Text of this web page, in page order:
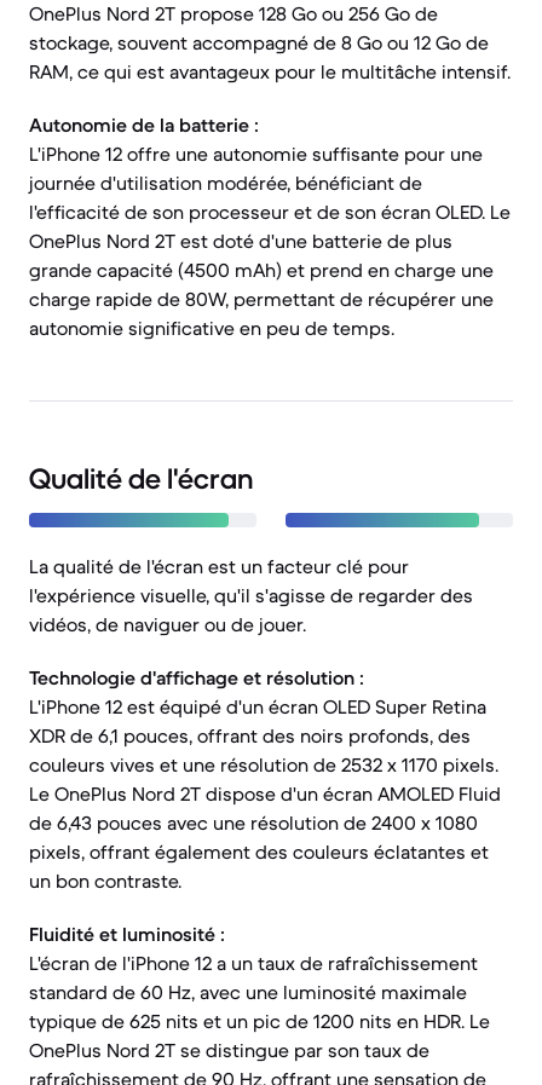
OnePlus Nord 2T propose 128 Go ou 256 Go de
stockage, souvent accompagné de 8 Go ou 12 Go de
RAM, ce qui est avantageux pour le multitâche intensif.
Autonomie de la batterie :
L'iPhone 12 offre une autonomie suffisante pour une
journée d'utilisation modérée, bénéficiant de
l'efficacité de son processeur et de son écran OLED. Le
OnePlus Nord 2T est doté d'une batterie de plus
grande capacité (4500 mAh) et prend en charge une
charge rapide de 80W, permettant de récupérer une
autonomie significative en peu de temps.
Qualité de l'écran
La qualité de l'écran est un facteur clé pour
l'expérience visuelle, qu'il s'agisse de regarder des
vidéos, de naviguer ou de jouer.
Technologie d'affichage et résolution :
L'iPhone 12 est équipé d'un écran OLED Super Retina
XDR de 6,1 pouces, offrant des noirs profonds, des
couleurs vives et une résolution de 2532 x 1170 pixels.
Le OnePlus Nord 2T dispose d'un écran AMOLED Fluid
de 6,43 pouces avec une résolution de 2400 x 1080
pixels, offrant également des couleurs éclatantes et
un bon contraste.
Fluidité et luminosité :
L'écran de l'iPhone 12 a un taux de rafraîchissement
standard de 60 Hz, avec une luminosité maximale
typique de 625 nits et un pic de 1200 nits en HDR. Le
OnePlus Nord 2T se distingue par son taux de
rafraîchissement de 90 Hz, offrant une sensation de